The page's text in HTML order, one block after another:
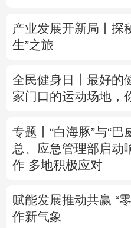
产业发展开新局丨 探
生”之旅
全民健身日丨 最好的
家门口的运动场地，
专题丨 “白海豚”与“巴
总、应急管理部启动
作 多地积极应对
赋能发展推动共赢 “
作新气象